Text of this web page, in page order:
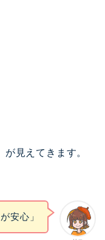
が見えてきます。
安心」